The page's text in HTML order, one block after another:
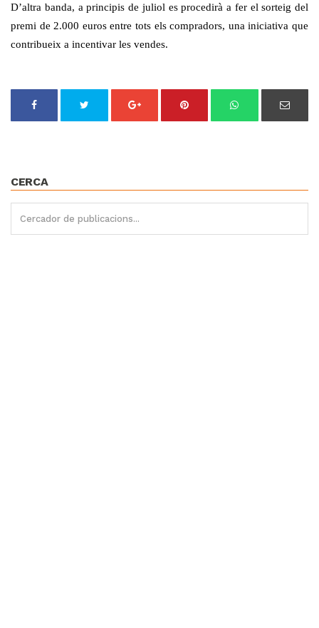
D’altra banda, a principis de juliol es procedirà a fer el sorteig del
premi de 2.000 euros entre tots els compradors, una iniciativa que
contribueix a incentivar les vendes.
CERCA